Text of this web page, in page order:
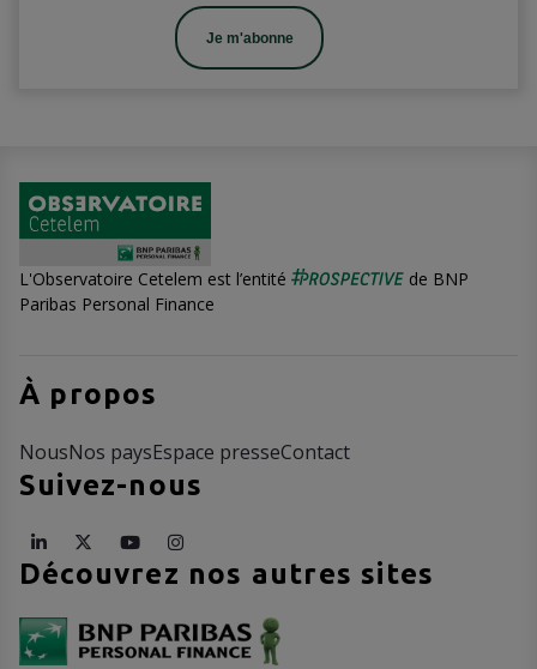
Je m'abonne
L'Observatoire Cetelem est l’entité
de BNP
Paribas Personal Finance
À propos
NousNos paysEspace presseContact
Suivez-nous
Découvrez nos autres sites